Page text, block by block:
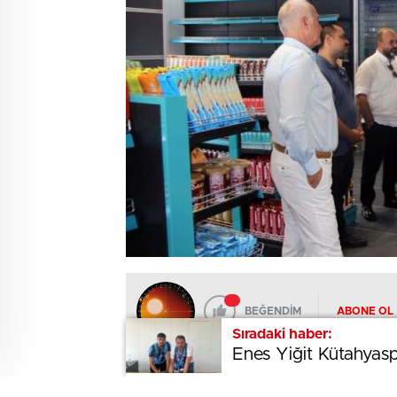
Sıradaki haber:
Enes Yiğit
BEĞENDİM ABONE OL
Kütahya Organize Sanayi
Sıradaki haber:
Enes Yiğit